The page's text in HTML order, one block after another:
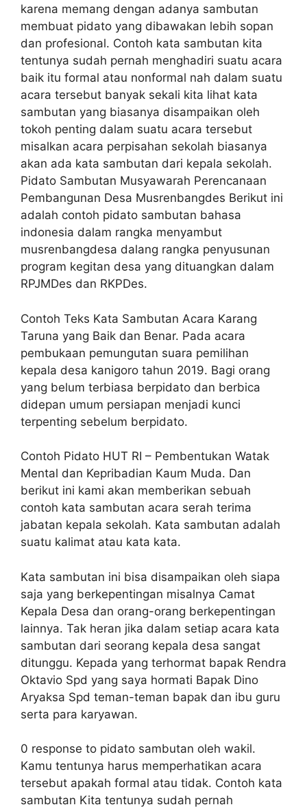
karena memang dengan adanya sambutan
membuat pidato yang dibawakan lebih sopan
dan profesional. Contoh kata sambutan kita
tentunya sudah pernah menghadiri suatu acara
baik itu formal atau nonformal nah dalam suatu
acara tersebut banyak sekali kita lihat kata
sambutan yang biasanya disampaikan oleh
tokoh penting dalam suatu acara tersebut
misalkan acara perpisahan sekolah biasanya
akan ada kata sambutan dari kepala sekolah.
Pidato Sambutan Musyawarah Perencanaan
Pembangunan Desa Musrenbangdes Berikut ini
adalah contoh pidato sambutan bahasa
indonesia dalam rangka menyambut
musrenbangdesa dalang rangka penyusunan
program kegitan desa yang dituangkan dalam
RPJMDes dan RKPDes.
Contoh Teks Kata Sambutan Acara Karang
Taruna yang Baik dan Benar. Pada acara
pembukaan pemungutan suara pemilihan
kepala desa kanigoro tahun 2019. Bagi orang
yang belum terbiasa berpidato dan berbica
didepan umum persiapan menjadi kunci
terpenting sebelum berpidato.
Contoh Pidato HUT RI – Pembentukan Watak
Mental dan Kepribadian Kaum Muda. Dan
berikut ini kami akan memberikan sebuah
contoh kata sambutan acara serah terima
jabatan kepala sekolah. Kata sambutan adalah
suatu kalimat atau kata kata.
Kata sambutan ini bisa disampaikan oleh siapa
saja yang berkepentingan misalnya Camat
Kepala Desa dan orang-orang berkepentingan
lainnya. Tak heran jika dalam setiap acara kata
sambutan dari seorang kepala desa sangat
ditunggu. Kepada yang terhormat bapak Rendra
Oktavio Spd yang saya hormati Bapak Dino
Aryaksa Spd teman-teman bapak dan ibu guru
serta para karyawan.
0 response to pidato sambutan oleh wakil.
Kamu tentunya harus memperhatikan acara
tersebut apakah formal atau tidak. Contoh kata
sambutan Kita tentunya sudah pernah